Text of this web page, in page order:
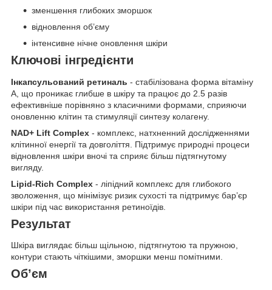
зменшення глибоких зморшок
відновлення об’єму
інтенсивне нічне оновлення шкіри
Ключові інгредієнти
Інкапсульований ретиналь - стабілізована форма вітаміну
А, що проникає глибше в шкіру та працює до 2.5 разів
ефективніше порівняно з класичними формами, сприяючи
оновленню клітин та стимуляції синтезу колагену.
NAD+ Lift Complex - комплекс, натхненний дослідженнями
клітинної енергії та довголіття. Підтримує природні процеси
відновлення шкіри вночі та сприяє більш підтягнутому
вигляду.
Lipid-Rich Complex - ліпідний комплекс для глибокого
зволоження, що мінімізує ризик сухості та підтримує бар’єр
шкіри під час використання ретиноїдів.
Результат
Шкіра виглядає більш щільною, підтягнутою та пружною,
контури стають чіткішими, зморшки менш помітними.
Об’єм